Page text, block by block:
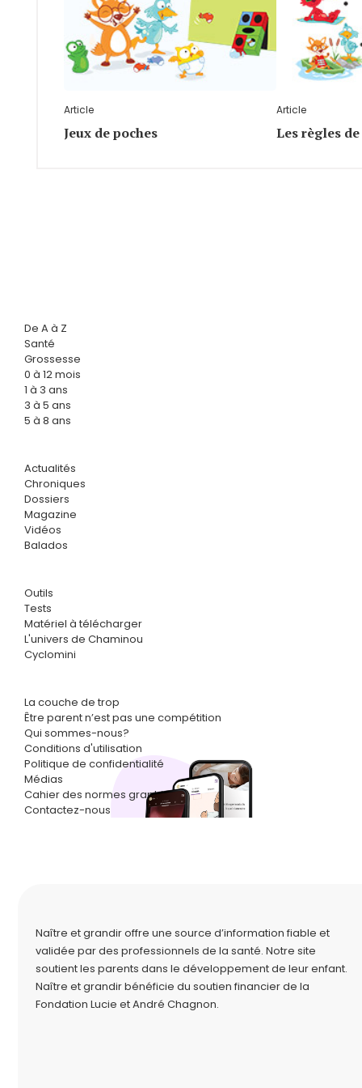
Article
Jeux de poches
Article
Les règles
De A à Z
Santé
Grossesse
0 à 12 mois
1 à 3 ans
3 à 5 ans
5 à 8 ans
Actualités
Chroniques
Dossiers
Magazine
Vidéos
Balados
Outils
Tests
Matériel à télécharger
L'univers de Chaminou
Cyclomini
La couche de trop
Être parent n’est pas une compétition
Qui sommes-nous?
Conditions d'utilisation
Politique de confidentialité
Médias
Cahier des normes graphiques
Contactez-nous
Naître et grandir offre une source d’information fiable et
validée par des professionnels de la santé. Notre site
soutient les parents dans le développement de leur enfant.
Naître et grandir bénéficie du soutien financier de la
Fondation Lucie et André Chagnon.